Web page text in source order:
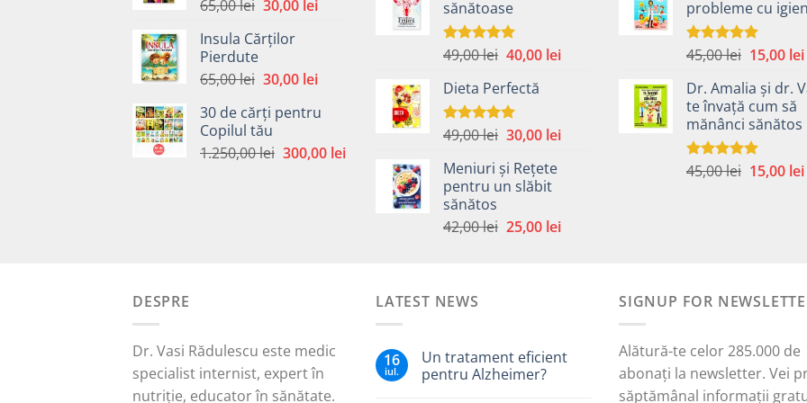
65,00lei Prețul
a
65,00 lei.
30,00 leiPrețul
Insula Cărților
Pierdute
65,00lei Prețul
a
fost:
65,00 lei.
30,00 leiPrețul
este:
30 de cărți pentru
Copilul tău
1.250,00lei Prețul
300,00 leiPrețul
300,00 lei.
fost:
59,00 lei.
sănătoase
Evaluat la
49,00lei Prețul
a
fost:
49,00 lei.
40,00 leiPrețul
Dieta Perfectă
Evaluat la
49,00lei Prețul
a
fost:
30,00 leiPrețul
Meniuri și Rețete
pentru un slăbit
sănătos
42,00lei Prețul
25,00 leiPrețul
fost:
45,00 lei.
probleme cu
Evaluat la
45,00lei Prețul
a
fost:
45,00 lei.
15,00 lei
Dr. Amalia și dr.
te învață cum să
mănânci sănătos
Evaluat la
45,00lei Prețul
15,00 lei
DESPRE
Dr. Vasi Rădulescu este medic
specialist internist, expert în
nutriție, educator în sănătate.
LATEST NEWS
16
iul.
Un tratament eficient
pentru Alzheimer?
SIGNUP FOR
Alătură-te celor 285.000 de
abonați la newsletter. Vei
săptămânal informații